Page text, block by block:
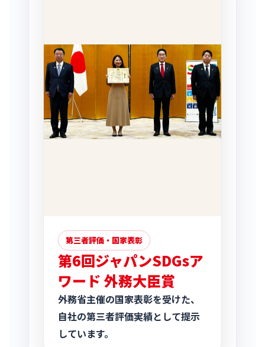
第三者評価・国家表彰
第6回ジャパンSDGsア
ワード 外務大臣賞
外務省主催の国家表彰を受けた、
自社の第三者評価実績として提示
しています。